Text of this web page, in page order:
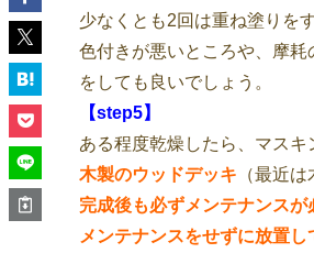
少なくとも2回は重ね塗りを
色付きが悪いところや、摩
をしても良いでしょう。
【step5】
ある程度乾燥したら、マスキ
木製のウッドデッキ （最近
完成後も必ずメンテナンスが
メンテナンスをせずに放置